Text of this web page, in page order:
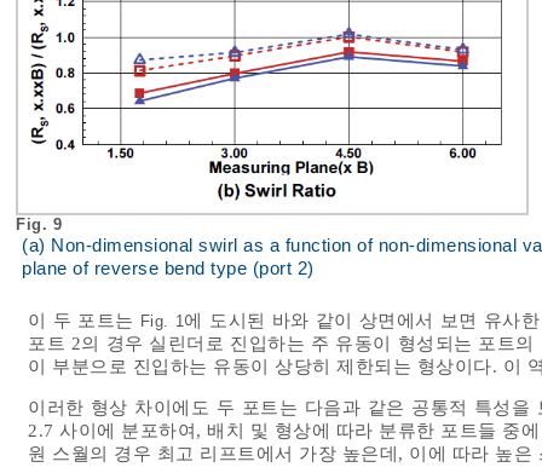
Fig. 9
(a) Non-dimensional swirl as a function of non-dimensional
plane of reverse bend type (port 2)
이 두 포트는 Fig. 1 에 도시된 바와 같이 상면에서 보면 유사
포트 2의 경우 실린더로 진입하는 주 유동이 형성되는 포트
이 부분으로 진입하는 유동이 상당히 제한되는 형상이다. 이
이러한 형상 차이에도 두 포트는 다음과 같은 공통적 특성
2.7 사이에 분포하여, 배치 및 형상에 따라 분류한 포트들 중
원 스월의 경우 최고 리프트에서 가장 높은데, 이에 따라 높은